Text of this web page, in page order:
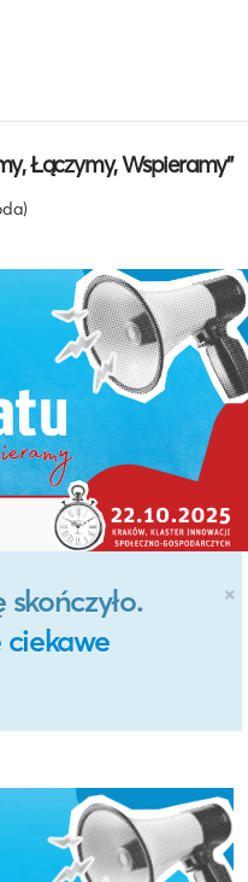
Łączymy, Wspieramy"
×
ciekawe